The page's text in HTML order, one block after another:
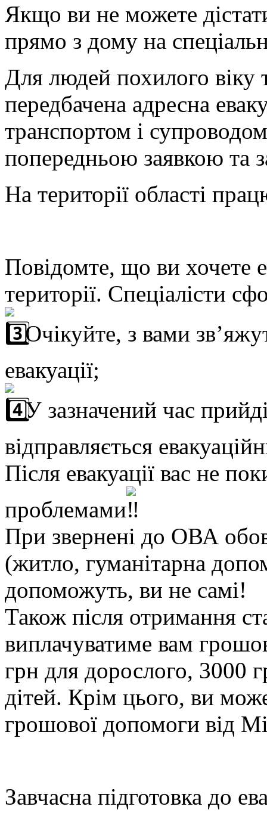
Якщо ви не можете
прямо з дому на
Для людей похилого віку
передбачена адресна
транспортом і
попередньою заявкою та
На території області
Повідомте, що ви хочете
території. Спеціалісти
Очікуйте, з вами
евакуації;
У зазначений час
відправляється
Після евакуації вас не
проблемами
При звернені до ОВА
(житло, гуманітарна
допоможуть, ви не самі!
Також після отримання
виплачуватиме вам
грн для дорослого, 3000
дітей. Крім цього, ви
грошової допомоги від
Завчасна підготовка до